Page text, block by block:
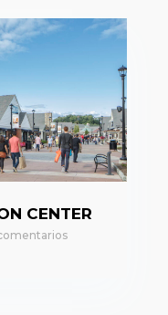
CENTER